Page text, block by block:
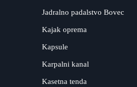
Jadralno padalstvo Bovec
Kajak oprema
Kapsule
Karpalni kanal
Kasetna tenda